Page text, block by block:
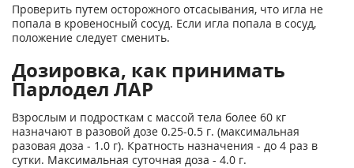
Проверить путем осторожного отсасывания, что игла не
попала в кровеносный сосуд. Если игла попала в сосуд,
положение следует сменить.
Дозировка, как принимать
Парлодел ЛАР
Взрослым и подросткам с массой тела более 60 кг
назначают в разовой дозе 0.25-0.5 г. (максимальная
разовая доза - 1.0 г). Кратность назначения - до 4 раз в
сутки. Максимальная суточная доза - 4.0 г.